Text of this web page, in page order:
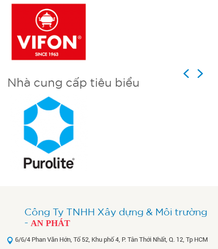
Nhà cung cấp tiêu biểu
Previous
Next
Công Ty TNHH Xây dựng & Môi trường
- AN PHÁT
6/6/4 Phan Văn Hớn, Tổ 52, Khu phố 4, P. Tân Thới Nhất, Q. 12, Tp HCM